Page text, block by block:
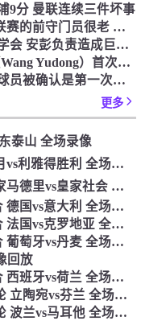
9分 曼联连续三件坏事
3场比赛中两个低级错误 中国超级联赛的前守门员很老 是时候让位了 最好的继任者出现
皇家马德里令人兴奋地消除了皇家学会 安彭负责造成巨大的灾难！
国家橄榄球队23人名单：王·尤东（Wang Yudong）首次被选为第11名 塞吉尼奥（Serginho）在名单上
大新闻！中国国家橄榄球队的23名球员被确认是第一次进入阵容
更多
泰山 全场录像
04月05日 沙特联第26轮 利雅得新月vs利雅得胜利 全场录像
04月02日 国王杯半决赛次回合 皇家马德里vs皇家社会 全场录像
03月24日 欧国联联1/4赛决赛次回合 德国vs意大利 全场录像回放
03月24日 欧国联联1/4赛决赛次回合 法国vs克罗地亚 全场录像回放
03月24日 欧国联联1/4赛决赛次回合 葡萄牙vs丹麦 全场录像回放
回放
03月24日 欧国联联1/4赛决赛次回合 西班牙vs荷兰 全场录像回放
03月25日 世预赛欧洲区小组赛第2轮 立陶宛vs芬兰 全场录像回放
03月25日 世预赛欧洲区小组赛第2轮 波兰vs马耳他 全场录像回放